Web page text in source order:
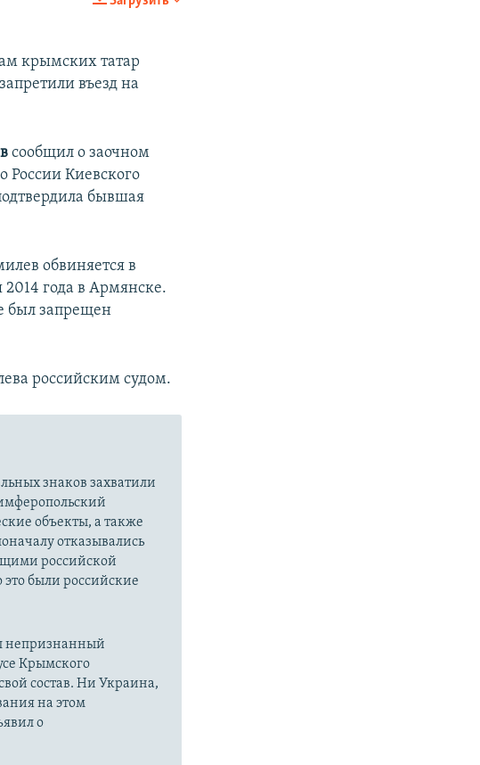
SHARE
крымских татар
въезд на
сообщил о заочном
Киевского
бывшая
обвиняется в
года в Армянске.
был запрещен
российским судом.
знаков захватили
объекты, а также
отказывались
российской
были российские
непризнанный
Крымского
состав. Ни Украина,
на этом
о